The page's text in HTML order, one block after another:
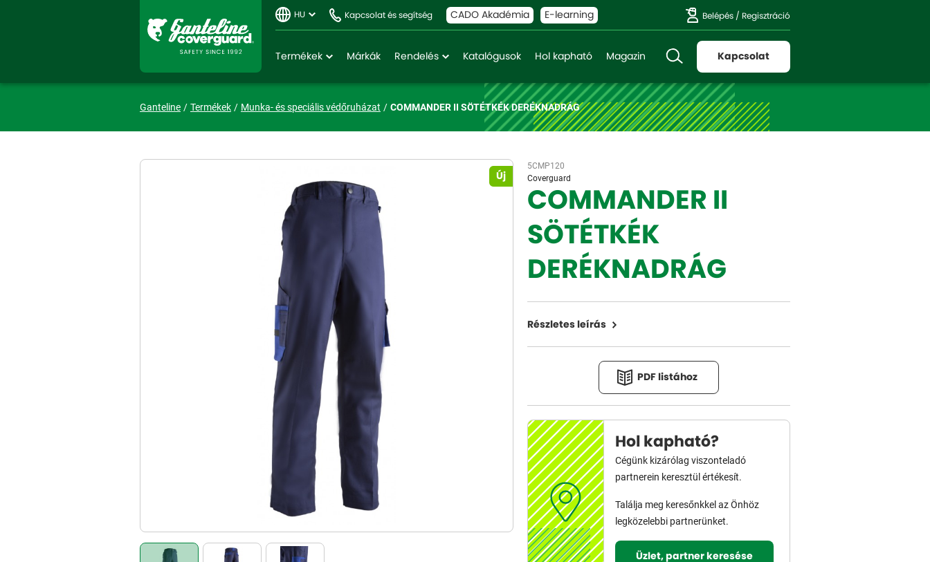
HU Kapcsolat és segítség CADO Akadémia E-learning Belépés / Regisztráció
Termékek Márkák Rendelés Katalógusok Hol kapható Magazin Kapcsolat
Ganteline Termékek Munka- és speciális védőruházat COMMANDER II SÖTÉTKÉK DERÉKNADRÁG
Új
5CMP120
Coverguard
COMMANDER II
SÖTÉTKÉK
DERÉKNADRÁG
Részletes leírás
PDF listához
Hol kapható?
Cégünk kizárólag viszonteladó
partnerein keresztül értékesít.
Találja meg keresőnkkel az Önhöz
legközelebbi partnerünket.
Üzlet, partner keresése